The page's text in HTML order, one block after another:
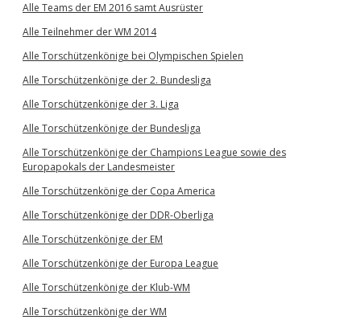
Alle Teams der EM 2016 samt Ausrüster
Alle Teilnehmer der WM 2014
Alle Torschützenkönige bei Olympischen Spielen
Alle Torschützenkönige der 2. Bundesliga
Alle Torschützenkönige der 3. Liga
Alle Torschützenkönige der Bundesliga
Alle Torschützenkönige der Champions League sowie des
Europapokals der Landesmeister
Alle Torschützenkönige der Copa America
Alle Torschützenkönige der DDR-Oberliga
Alle Torschützenkönige der EM
Alle Torschützenkönige der Europa League
Alle Torschützenkönige der Klub-WM
Alle Torschützenkönige der WM